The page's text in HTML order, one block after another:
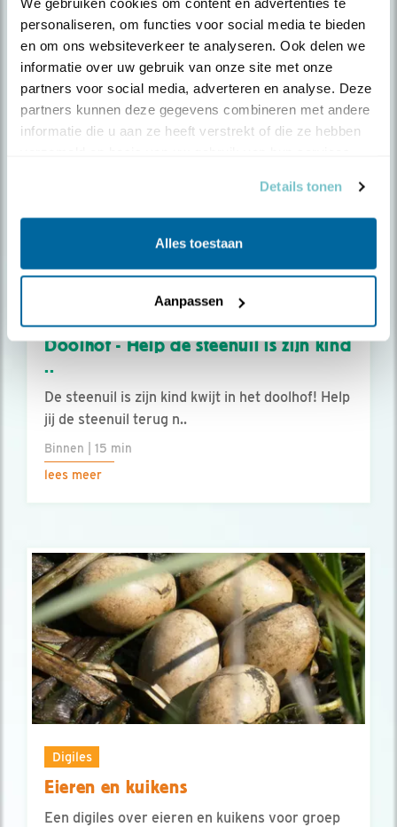
personaliseren, om functies voor social media te bieden
en om ons websiteverkeer te analyseren. Ook delen we
informatie over uw gebruik van onze site met onze
partners voor social media, adverteren en analyse. Deze
partners kunnen deze gegevens combineren met andere
informatie die u aan ze heeft verstrekt of die ze hebben
Details tonen
Alles toestaan
Aanpassen
15 min
lees meer
Doolhof - Help de steenuil is zijn kind
..
De steenuil is zijn kind kwijt in het doolhof! Help
jij de steenuil terug n..
Binnen | 15 min
lees meer
Digiles
Eieren en kuikens
Een digiles over eieren en kuikens voor groep